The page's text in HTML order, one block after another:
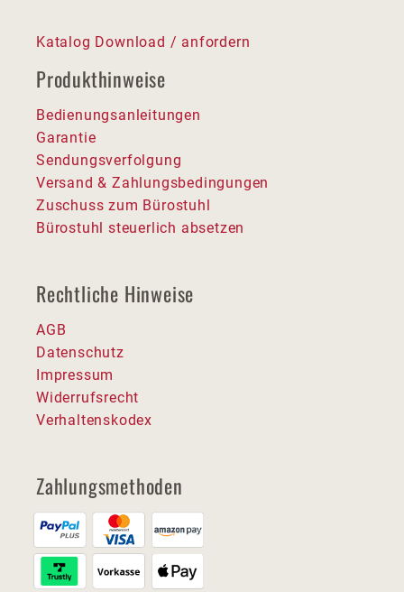
Katalog Download / anfordern
Produkthinweise
Bedienungsanleitungen
Garantie
Sendungsverfolgung
Versand & Zahlungsbedingungen
Zuschuss zum Bürostuhl
Bürostuhl steuerlich absetzen
Rechtliche Hinweise
AGB
Datenschutz
Impressum
Widerrufsrecht
Verhaltenskodex
Zahlungsmethoden